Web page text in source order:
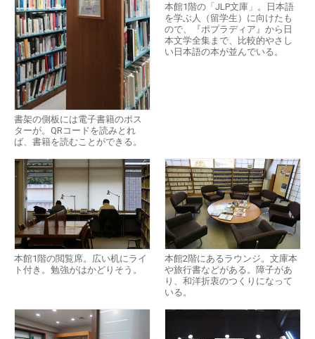
書架の側板には電子書籍のポス
ターが。QRコードを読みとれ
ば、書籍を読むことができる。
本館1階の「JLP文庫」。日本語
を学ぶ人（留学生）に向けたも
ので、『ポプラディア』から日
本文学全集まで、比較的やさし
い日本語の本が並んでいる。
本館1階の閲覧席。広い机にライ
ト付き。勉強がはかどりそう。
本館2階にあるラウンジ。文庫本
や旅行書などがある。障子があ
り、和洋折衷のつくりになって
いる。